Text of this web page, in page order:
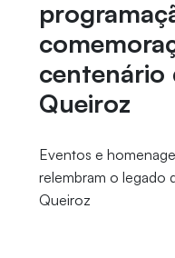
centenário
Queiroz
Eventos e
relembram o legado
Queiroz